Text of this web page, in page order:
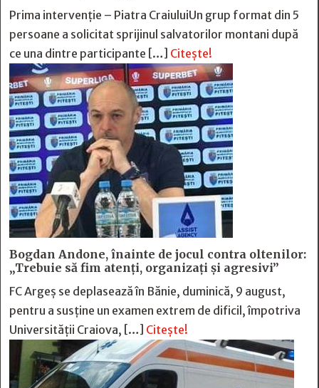
Prima intervenție – Piatra CraiuluiUn grup format din 5
persoane a solicitat sprijinul salvatorilor montani după
ce una dintre participante […] Citește!
Bogdan Andone, înainte de jocul contra oltenilor:
„Trebuie să fim atenți, organizați și agresivi”
FC Argeș se deplasează în Bănie, duminică, 9 august,
pentru a susține un examen extrem de dificil, împotriva
Universității Craiova, […] Citește!